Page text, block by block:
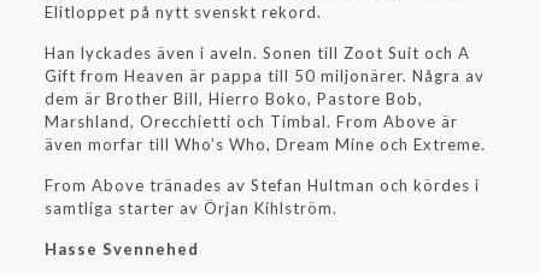
Elitloppet på nytt svenskt rekord.
Han lyckades även i aveln. Sonen till Zoot Suit och A
Gift from Heaven är pappa till 50 miljonärer. Några av
dem är Brother Bill, Hierro Boko, Pastore Bob,
Marshland, Orecchietti och Timbal. From Above är
även morfar till Who’s Who, Dream Mine och Extreme.
From Above tränades av Stefan Hultman och kördes i
samtliga starter av Örjan Kihlström.
Hasse Svennehed